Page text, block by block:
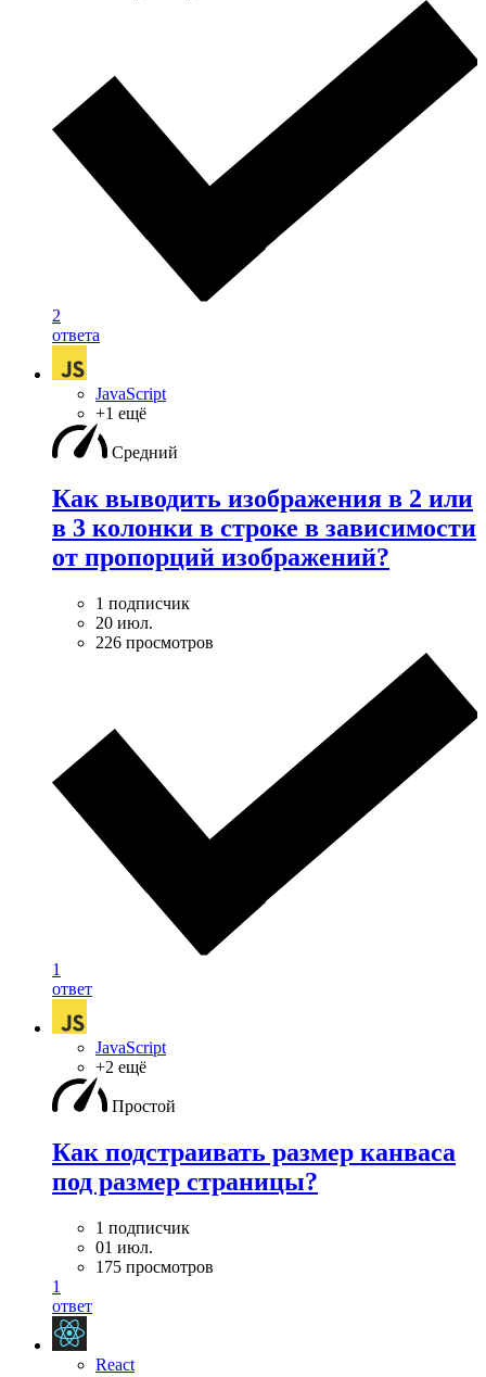
2
ответа
JavaScript
+1 ещё
Средний
Как выводить изображения в 2 или
в 3 колонки в строке в зависимости
от пропорций изображений?
1 подписчик
20 июл.
226 просмотров
1
ответ
JavaScript
+2 ещё
Простой
Как подстраивать размер канваса
под размер страницы?
1 подписчик
01 июл.
175 просмотров
1
ответ
React